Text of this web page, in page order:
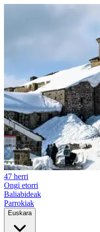
47 herri
Ongi etorri
Baliabideak
Parrokiak
Euskara